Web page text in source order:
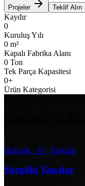
Projeler Teklif Alın
Kaydır
0
Kuruluş Yılı
0 m²
Kapalı Fabrika Alanı
0 Ton
Tek Parça Kapasitesi
0+
Ürün Kategorisi
Hidrolik · El · Elektrik
Sürgülü Vanalar